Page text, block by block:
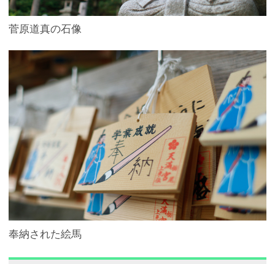
菅原道真の石像
奉納された絵馬